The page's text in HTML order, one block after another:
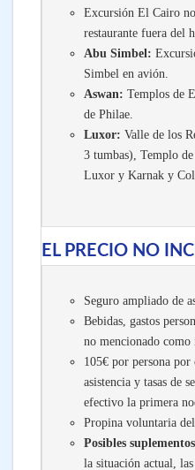
Excursión El Cairo
restaurante fuera del
Abu Simbel:
Simbel en avión.
Aswan: Templos de
de Philae.
Luxor: Valle de los
3 tumbas), Templo
Luxor y Karnak y
EL PRECIO NO
Seguro ampliado de
Bebidas, gastos
no mencionado
105€ por persona
asistencia y tasas de
efectivo la primera
Propina voluntaria
Posibles
la situación actual,